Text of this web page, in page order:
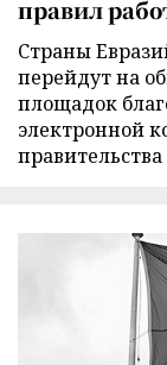
правил
Страны
перейдут на
площадок
электронной